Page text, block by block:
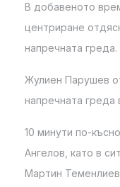
В добавеното
центриране
напречната греда.
Жулиен Парушев
напречната греда
10 минути по-
Ангелов, като в
Мартин